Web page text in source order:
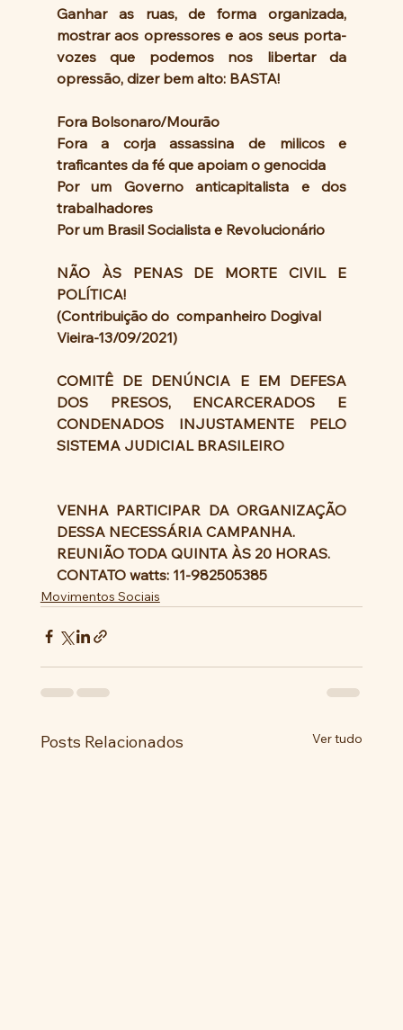
Ganhar as ruas, de forma organizada,
mostrar aos opressores e aos seus porta-
vozes que podemos nos libertar da
opressão, dizer bem alto: BASTA!
Fora Bolsonaro/Mourão
Fora a corja assassina de milicos e
traficantes da fé que apoiam o genocida
Por um Governo anticapitalista e dos
trabalhadores
Por um Brasil Socialista e Revolucionário
NÃO ÀS PENAS DE MORTE CIVIL E
POLÍTICA!
(Contribuição do  companheiro Dogival
Vieira-13/09/2021)
COMITÊ DE DENÚNCIA E EM DEFESA
DOS PRESOS, ENCARCERADOS E
CONDENADOS INJUSTAMENTE PELO
SISTEMA JUDICIAL BRASILEIRO
VENHA PARTICIPAR DA ORGANIZAÇÃO
DESSA NECESSÁRIA CAMPANHA.
REUNIÃO TODA QUINTA ÀS 20 HORAS.
CONTATO watts: 11-982505385
Movimentos Sociais
Posts Relacionados Ver tudo